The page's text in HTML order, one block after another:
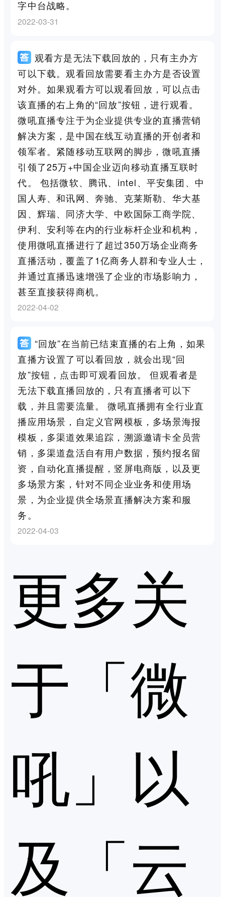
字中台战略。
2022-03-31
观看方是无法下载回放的，只有主办方
可以下载。观看回放需要看主办方是否设置
对外。如果观看方可以观看回放，可以点击
该直播的右上角的“回放”按钮，进行观看。
微吼直播专注于为企业提供专业的直播营销
解决方案，是中国在线互动直播的开创者和
领军者。紧随移动互联网的脚步，微吼直播
引领了25万+中国企业迈向移动直播互联时
代。 包括微软、腾讯、intel、平安集团、中
国人寿、和讯网、奔驰、克莱斯勒、华大基
因、辉瑞、同济大学、中欧国际工商学院、
伊利、安利等在内的行业标杆企业和机构，
使用微吼直播进行了超过350万场企业商务
直播活动，覆盖了1亿商务人群和专业人士，
并通过直播迅速增强了企业的市场影响力，
甚至直接获得商机。
2022-04-02
“回放”在当前已结束直播的右上角，如果
直播方设置了可以看回放，就会出现“回
放”按钮，点击即可观看回放。 但观看者是
无法下载直播回放的，只有直播者可以下
载，并且需要流量。 微吼直播拥有全行业直
播应用场景，自定义官网模板，多场景海报
模板，多渠道效果追踪，溯源邀请卡全员营
销，多渠道盘活自有用户数据，预约报名留
资，自动化直播提醒，竖屏电商版，以及更
多场景方案，针对不同企业业务和使用场
景，为企业提供全场景直播解决方案和服
务。
2022-04-03
更多关
于「微
吼」以
及「云